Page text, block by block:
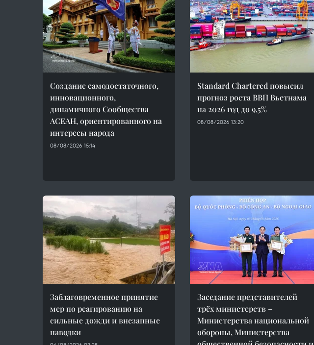
Создание самодостаточного,
инновационного,
динамичного Сообщества
АСЕАН, ориентированного на
интересы народа
08/08/2026 15:14
Standard Chartered повысил
прогноз роста ВВП Вьетнама
на 2026 год до 9,5%
08/08/2026 13:20
Заблаговременное принятие
мер по реагированию на
сильные дожди и внезапные
паводки
Заседание представителей
трёх министерств –
Министерства национальной
обороны, Министерства